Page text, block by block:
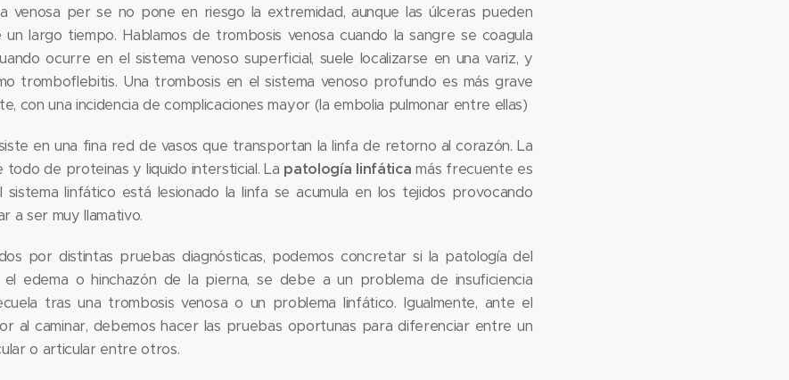
venosa per se no pone en riesgo la extremidad, aunque las úlceras pueden
largo tiempo. Hablamos de trombosis venosa cuando la sangre se coagula
ocurre en el sistema venoso superficial, suele localizarse en una variz, y
tromboflebitis. Una trombosis en el sistema venoso profundo es más grave
con una incidencia de complicaciones mayor (la embolia pulmonar entre ellas)
en una fina red de vasos que transportan la linfa de retorno al corazón. La
todo de proteinas y liquido intersticial. La patología linfática más frecuente es
sistema linfático está lesionado la linfa se acumula en los tejidos provocando
a ser muy llamativo.
por distintas pruebas diagnósticas, podemos concretar si la patología del
edema o hinchazón de la pierna, se debe a un problema de insuficiencia
tras una trombosis venosa o un problema linfático. Igualmente, ante el
al caminar, debemos hacer las pruebas oportunas para diferenciar entre un
o articular entre otros.